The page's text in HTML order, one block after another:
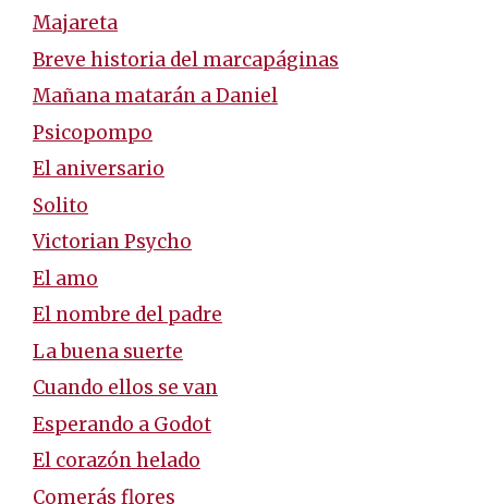
Majareta
Breve historia del marcapáginas
Mañana matarán a Daniel
Psicopompo
El aniversario
Solito
Victorian Psycho
El amo
El nombre del padre
La buena suerte
Cuando ellos se van
Esperando a Godot
El corazón helado
Comerás flores